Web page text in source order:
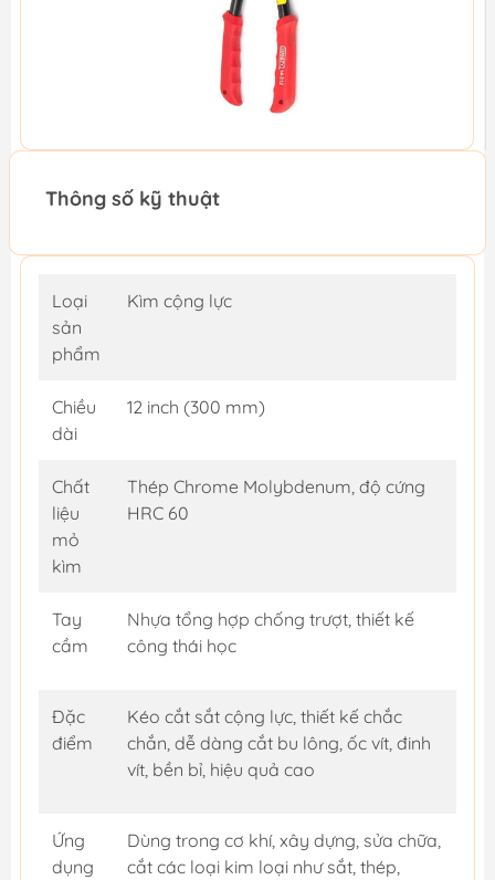
Thông số kỹ thuật
Loại
sản
phẩm
Kìm cộng lực
Chiều
dài
12 inch (300 mm)
Chất
liệu
mỏ
kìm
Thép Chrome Molybdenum, độ cứng
HRC 60
Tay
cầm
Nhựa tổng hợp chống trượt, thiết kế
công thái học
Đặc
điểm
Kéo cắt sắt cộng lực, thiết kế chắc
chắn, dễ dàng cắt bu lông, ốc vít, đinh
vít, bền bỉ, hiệu quả cao
Ứng
dụng
Dùng trong cơ khí, xây dựng, sửa chữa,
cắt các loại kim loại như sắt, thép,